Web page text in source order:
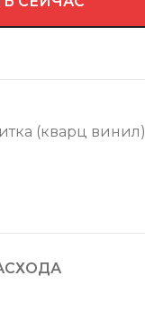
(кварц винил)